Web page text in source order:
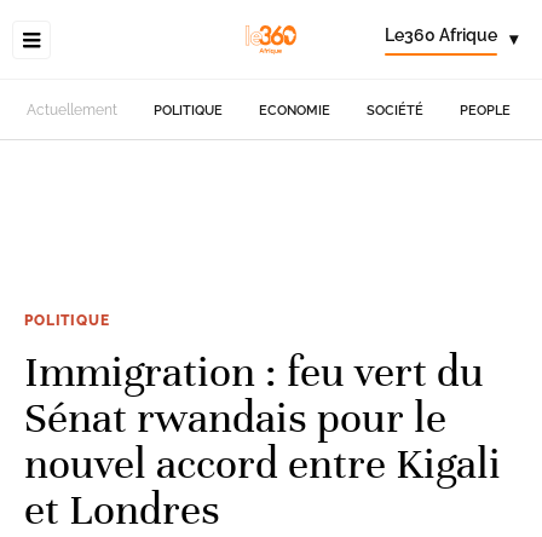
Le360 Afrique ▾
Actuellement POLITIQUE ECONOMIE SOCIÉTÉ PEOPLE
POLITIQUE
Immigration : feu vert du
Sénat rwandais pour le
nouvel accord entre Kigali
et Londres